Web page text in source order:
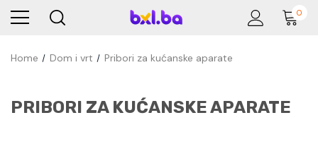
0
Home Dom i vrt Pribori za kućanske aparate
PRIBORI ZA KUĆANSKE APARATE